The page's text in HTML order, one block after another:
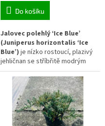
Do košíku
Jalovec polehlý ‘Ice Blue’
(Juniperus horizontalis ‘Ice
Blue’) je nízko rostoucí, plazivý
jehličnan se stříbřitě modrým
zbarvením. Vytváří kompaktní
půdopokryvný koberec, který
zvýrazní suché a slunné partie
zahrady a současně stabilizuje
půdu.